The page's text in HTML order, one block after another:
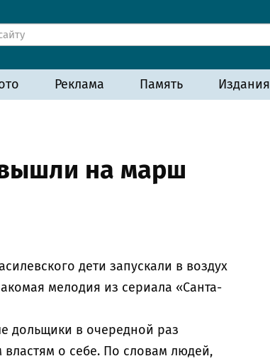
Реклама Память Издания
на марш
дети запускали в воздух
мелодия из сериала «Санта-
дольщики в очередной раз
о себе. По словам людей,